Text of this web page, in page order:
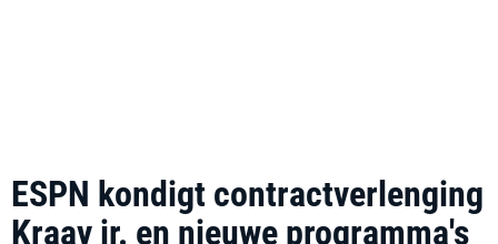
ESPN kondigt contractverlenging
Kraay jr. en nieuwe programma's